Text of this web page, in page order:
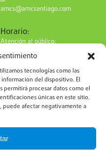
tecnologías como las
del dispositivo. El
procesar datos como el
únicas en este sitio.
puede afectar negativamente a
amcs@amcsantiago.com
Horario:
Atención al público:
de Lunes a Viernes
de 9 a 15h